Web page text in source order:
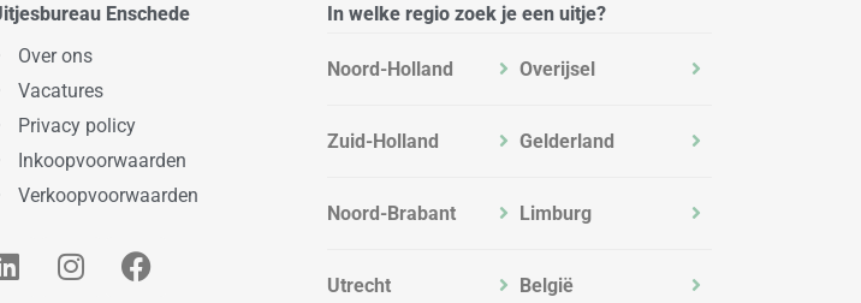
Enschede
Over ons
Vacatures
Privacy policy
Inkoopvoorwaarden
Verkoopvoorwaarden
L
i
I
n
F
a
In welke regio zoek je een uitje?
Noord-Holland
Zuid-Holland
Noord-Brabant
Utrecht
Overijsel
Gelderland
Limburg
België